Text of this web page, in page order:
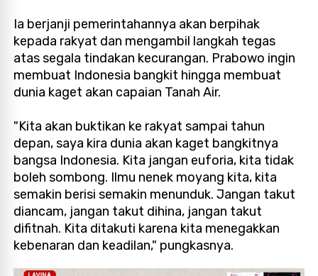
Ia berjanji pemerintahannya akan berpihak
kepada rakyat dan mengambil langkah tegas
atas segala tindakan kecurangan. Prabowo ingin
membuat Indonesia bangkit hingga membuat
dunia kaget akan capaian Tanah Air.
"Kita akan buktikan ke rakyat sampai tahun
depan, saya kira dunia akan kaget bangkitnya
bangsa Indonesia. Kita jangan euforia, kita tidak
boleh sombong. Ilmu nenek moyang kita, kita
semakin berisi semakin menunduk. Jangan takut
diancam, jangan takut dihina, jangan takut
difitnah. Kita ditakuti karena kita menegakkan
kebenaran dan keadilan," pungkasnya.